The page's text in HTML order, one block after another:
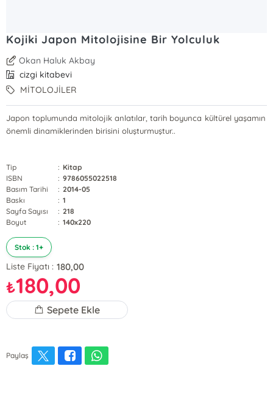
Kojiki Japon Mitolojisine Bir Yolculuk
Okan Haluk Akbay
cizgi kitabevi
MİTOLOJİLER
Japon toplumunda mitolojik anlatılar, tarih boyunca kültürel yaşamın
önemli dinamiklerinden birisini oluşturmuştur..
Tip : Kitap
ISBN
: 9786055022518
Basım Tarihi
: 2014-05
Baskı
: 1
Sayfa Sayısı
: 218
Boyut
: 140x220
Stok : 1+
Liste Fiyatı : 180,00
₺180,00
Sepete Ekle
Paylaş